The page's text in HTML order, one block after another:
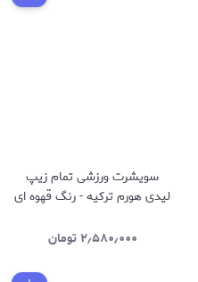
سویشرت ورزشی تمام زیپ
لیدی هورم ترکیه - رنگ قهوه ای
۲٫۵۸۰٫۰۰۰ تومان